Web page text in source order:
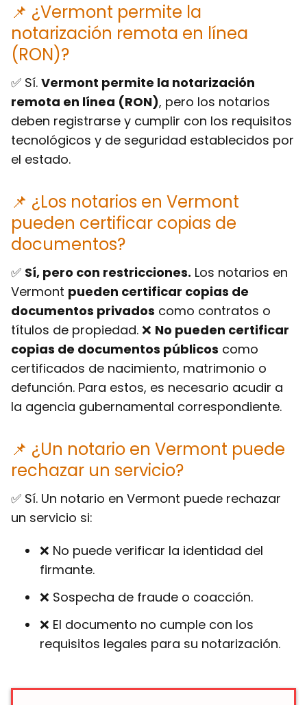
📌 ¿Vermont permite la
notarización remota en línea
(RON)?
✅ Sí. Vermont permite la notarización
remota en línea (RON), pero los notarios
deben registrarse y cumplir con los requisitos
tecnológicos y de seguridad establecidos por
el estado.
📌 ¿Los notarios en Vermont
pueden certificar copias de
documentos?
✅ Sí, pero con restricciones. Los notarios en
Vermont pueden certificar copias de
documentos privados como contratos o
títulos de propiedad. ❌ No pueden certificar
copias de documentos públicos como
certificados de nacimiento, matrimonio o
defunción. Para estos, es necesario acudir a
la agencia gubernamental correspondiente.
📌 ¿Un notario en Vermont puede
rechazar un servicio?
✅ Sí. Un notario en Vermont puede rechazar
un servicio si:
❌ No puede verificar la identidad del
firmante.
❌ Sospecha de fraude o coacción.
❌ El documento no cumple con los
requisitos legales para su notarización.